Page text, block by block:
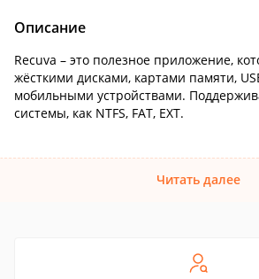
Описание
Recuva – это полезное приложение,
жёсткими дисками, картами памяти,
мобильными устройствами.
системы, как NTFS, FAT, EXT.
Читать далее